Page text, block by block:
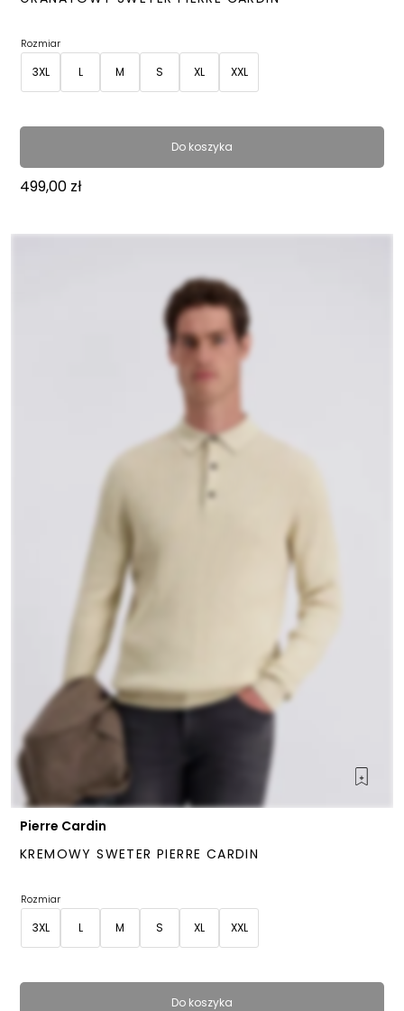
Rozmiar
3XL L M S XL XXL
Do koszyka
499,00 zł
Pierre Cardin
KREMOWY SWETER PIERRE CARDIN
Rozmiar
3XL L M S XL XXL
Do koszyka